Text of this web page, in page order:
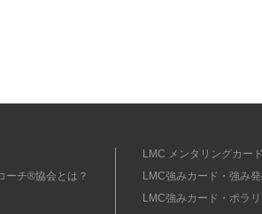
ーチ®協会とは？
LMC メンタリングカー
LMC強みカード・強み
LMC強みカード・ポラ